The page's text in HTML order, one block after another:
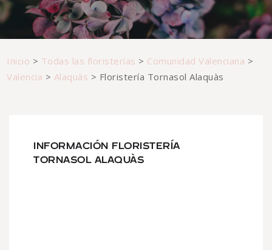
Inicio > Todas las floristerías > Comunidad Valenciana >
Valencia > Alaquàs > Floristería Tornasol Alaquàs
INFORMACIÓN FLORISTERÍA
TORNASOL ALAQUÀS